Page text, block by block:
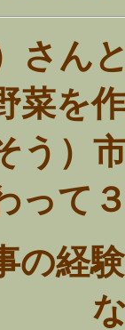
さん
菜を
う）
って
の経